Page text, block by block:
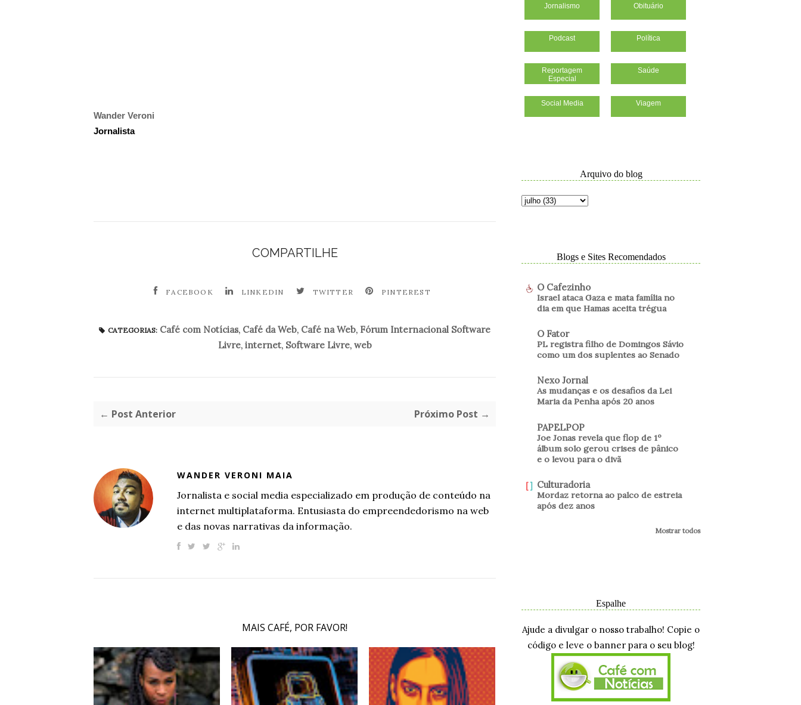
Wander Veroni
Jornalista
COMPARTILHE
FACEBOOK LINKEDIN TWITTER PINTEREST
CATEGORIAS: Café com Notícias, Café da Web, Café na Web, Fórum Internacional Software
Livre, internet, Software Livre, web
← Post Anterior Próximo Post →
WANDER VERONI MAIA
Jornalista e social media especializado em produção de conteúdo na
internet multiplataforma. Entusiasta do empreendedorismo na web
e das novas narrativas da informação.
MAIS CAFÉ, POR FAVOR!
Jornalismo Obituário
Podcast Política
Reportagem
Especial
Saúde
Social Media Viagem
Arquivo do blog
Blogs e Sites Recomendados
O Cafezinho
Israel ataca Gaza e mata família no
dia em que Hamas aceita trégua
O Fator
PL registra filho de Domingos Sávio
como um dos suplentes ao Senado
Nexo Jornal
As mudanças e os desafios da Lei
Maria da Penha após 20 anos
PAPELPOP
Joe Jonas revela que flop de 1º
álbum solo gerou crises de pânico
e o levou para o divã
Culturadoria
Mordaz retorna ao palco de estreia
após dez anos
Mostrar todos
Espalhe
Ajude a divulgar o nosso trabalho! Copie o
código e leve o banner para o seu blog!